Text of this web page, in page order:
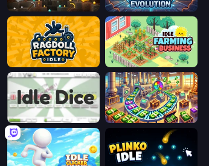
Cubidle Energy Evolution
Ragdoll Factory Idle Idle Farming Business
Idle Dice Money Factory: Tycoon Idle Game